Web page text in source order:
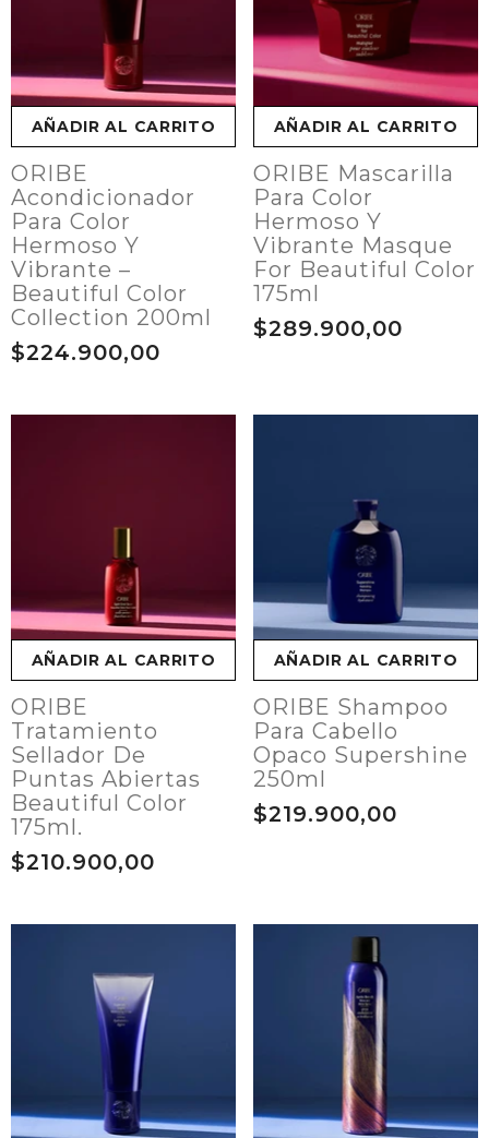
AÑADIR AL CARRITO
ORIBE
Acondicionador
Para Color
Hermoso Y
Vibrante –
Beautiful Color
Collection 200ml
$224.900,00
AÑADIR AL CARRITO
ORIBE Mascarilla
Para Color
Hermoso Y
Vibrante Masque
For Beautiful Color
175ml
$289.900,00
AÑADIR AL CARRITO
ORIBE
Tratamiento
Sellador De
Puntas Abiertas
Beautiful Color
175ml.
$210.900,00
AÑADIR AL CARRITO
ORIBE Shampoo
Para Cabello
Opaco Supershine
250ml
$219.900,00